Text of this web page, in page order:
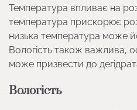
Температура впливає на
температура прискорює
низька температура може
Вологість також важлива,
може призвести до
Вологість